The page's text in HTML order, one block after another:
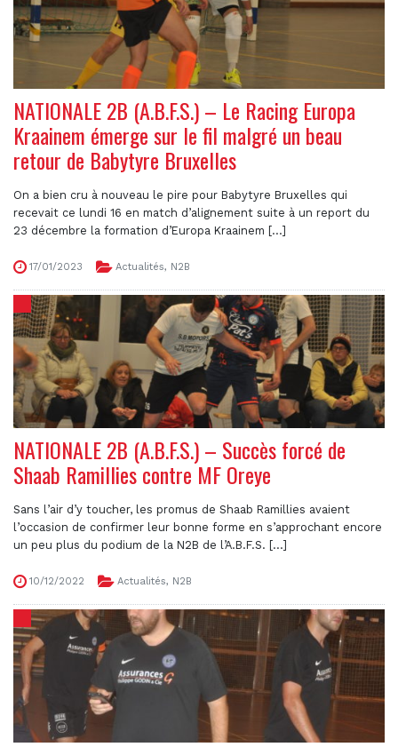
NATIONALE 2B (A.B.F.S.) – Le Racing Europa
Kraainem émerge sur le fil malgré un beau
retour de Babytyre Bruxelles
On a bien cru à nouveau le pire pour Babytyre Bruxelles qui
recevait ce lundi 16 en match d’alignement suite à un report du
23 décembre la formation d’Europa Kraainem [...]
17/01/2023 Actualités, N2B
NATIONALE 2B (A.B.F.S.) – Succès forcé de
Shaab Ramillies contre MF Oreye
Sans l’air d’y toucher, les promus de Shaab Ramillies avaient
l’occasion de confirmer leur bonne forme en s’approchant encore
un peu plus du podium de la N2B de l’A.B.F.S. [...]
10/12/2022 Actualités, N2B